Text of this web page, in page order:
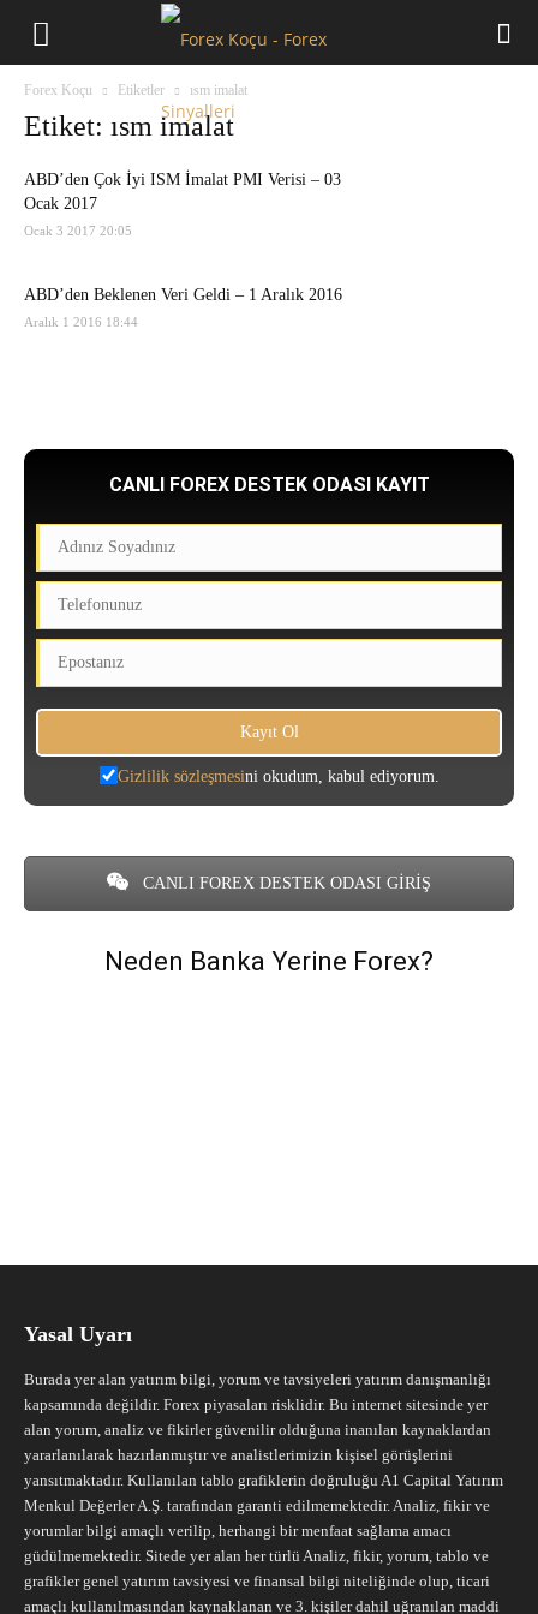
Forex Koçu Etiketler ısm imalat
Etiket: ısm imalat
ABD’den Çok İyi ISM İmalat PMI Verisi – 03
Ocak 2017
Ocak 3 2017 20:05
ABD’den Beklenen Veri Geldi – 1 Aralık 2016
Aralık 1 2016 18:44
CANLI FOREX DESTEK ODASI KAYIT
Gizlilik sözleşmesini okudum, kabul ediyorum.
CANLI FOREX DESTEK ODASI GİRİŞ
Neden Banka Yerine Forex?
Yasal Uyarı
Burada yer alan yatırım bilgi, yorum ve tavsiyeleri yatırım danışmanlığı
kapsamında değildir. Forex piyasaları risklidir. Bu internet sitesinde yer
alan yorum, analiz ve fikirler güvenilir olduğuna inanılan kaynaklardan
yararlanılarak hazırlanmıştır ve analistlerimizin kişisel görüşlerini
yansıtmaktadır. Kullanılan tablo grafiklerin doğruluğu A1 Capital Yatırım
Menkul Değerler A.Ş. tarafından garanti edilmemektedir. Analiz, fikir ve
yorumlar bilgi amaçlı verilip, herhangi bir menfaat sağlama amacı
güdülmemektedir. Sitede yer alan her türlü Analiz, fikir, yorum, tablo ve
grafikler genel yatırım tavsiyesi ve finansal bilgi niteliğinde olup, ticari
amaçlı kullanılmasından kaynaklanan ve 3. kişiler dahil uğranılan maddi